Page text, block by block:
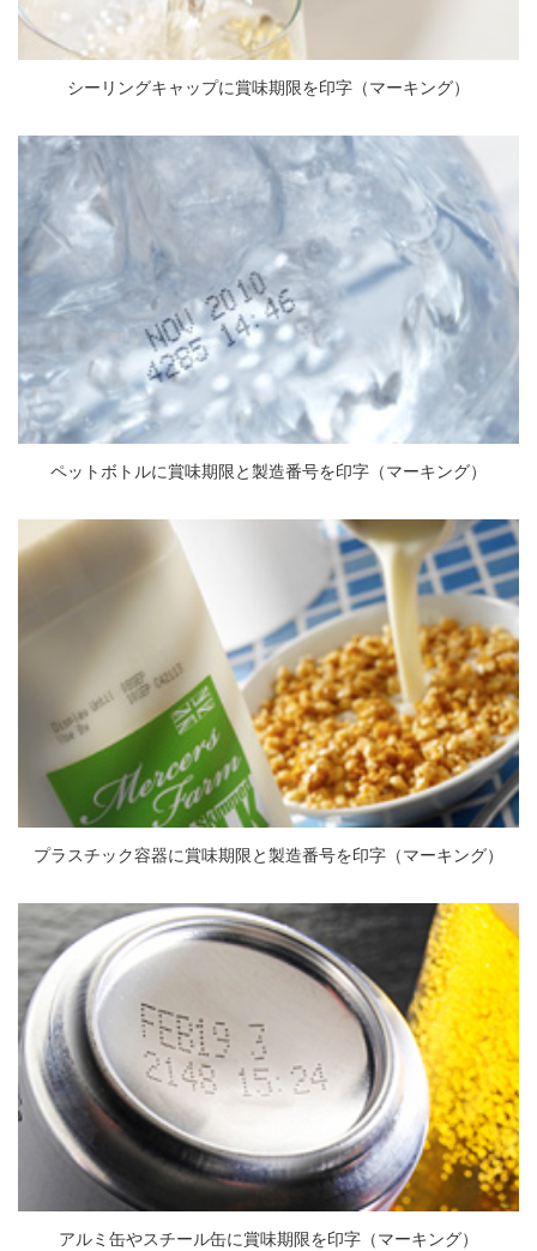
シーリングキャップに賞味期限を印字（マーキング）
ペットボトルに賞味期限と製造番号を印字（マーキング）
プラスチック容器に賞味期限と製造番号を印字（マーキング）
アルミ缶やスチール缶に賞味期限を印字（マーキング）